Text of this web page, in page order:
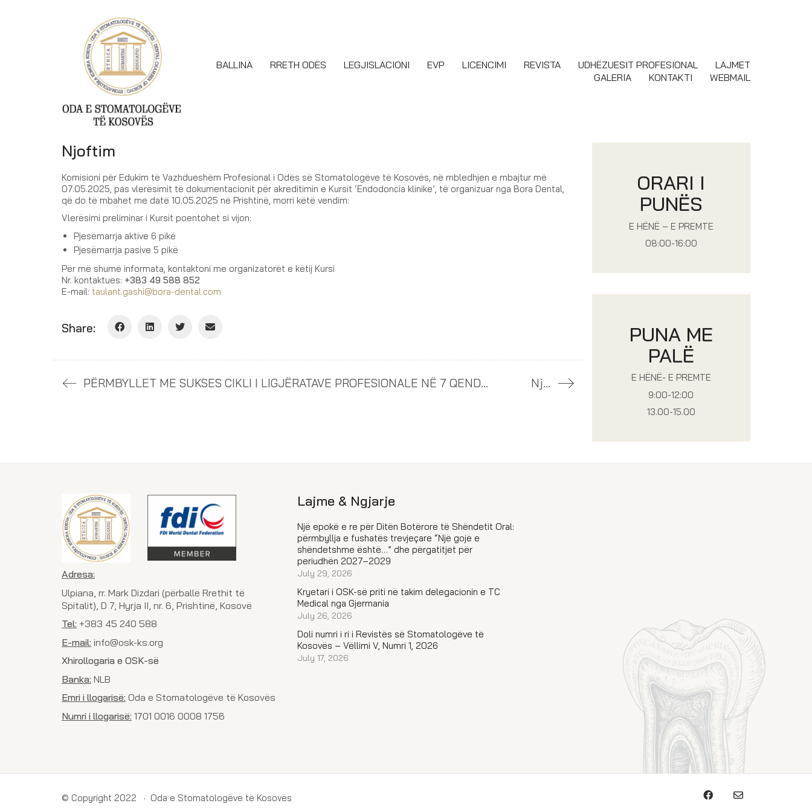
BALLINA RRETH ODËS LEGJISLACIONI EVP LICENCIMI REVISTA UDHËZUESIT PROFESIONAL
LAJMET
GALERIA
KONTAKTI WEBMAIL
Njoftim
Komisioni për Edukim të Vazhdueshëm Profesional i Odës së Stomatologëve të Kosovës, në mbledhjen e mbajtur më
07.05.2025, pas vlerësimit të dokumentacionit për akreditimin e Kursit ‘Endodoncia klinike’, të organizuar nga Bora Dental,
që do të mbahet me datë 10.05.2025 në Prishtinë, morri këtë vendim:
Vlerësimi preliminar i Kursit poentohet si vijon:
Pjesëmarrja aktive 6 pikë
Pjesëmarrja pasive 5 pikë
Për më shumë informata, kontaktoni me organizatorët e këtij Kursi
Nr. kontaktues: +383 49 588 852
E-mail: taulant.gashi@bora-dental.com
Share:
PËRMBYLLET ME SUKSES CIKLI I LIGJËRATAVE PROFESIONALE NË 7 QENDRAT RAJONALE TË KOSOVËS Njoftim
ORARI I
PUNËS
E HËNË – E PREMTE
08:00-16:00
PUNA ME
PALË
E HËNË- E PREMTE
9:00-12:00
13.00-15.00
Adresa:
Ulpiana, rr. Mark Dizdari (përballë Rrethit të
Spitalit), D 7, Hyrja II, nr. 6, Prishtinë, Kosovë
Tel: +383 45 240 588
E-mail: info@osk-ks.org
Xhirollogaria e OSK-së
Banka: NLB
Emri i llogarisë: Oda e Stomatologëve të Kosovës
Numri i llogarisë: 1701 0016 0008 1756
Lajme & Ngjarje
Një epokë e re për Ditën Botërore të Shëndetit Oral:
përmbyllja e fushatës trevjeçare “Një gojë e
shëndetshme është…” dhe përgatitjet për
periudhën 2027–2029
July 29, 2026
Kryetari i OSK-së priti në takim delegacionin e TC
Medical nga Gjermania
July 26, 2026
Doli numri i ri i Revistës së Stomatologëve të
Kosovës – Vëllimi V, Numri 1, 2026
July 17, 2026
© Copyright 2022 · Oda e Stomatologëve të Kosovës